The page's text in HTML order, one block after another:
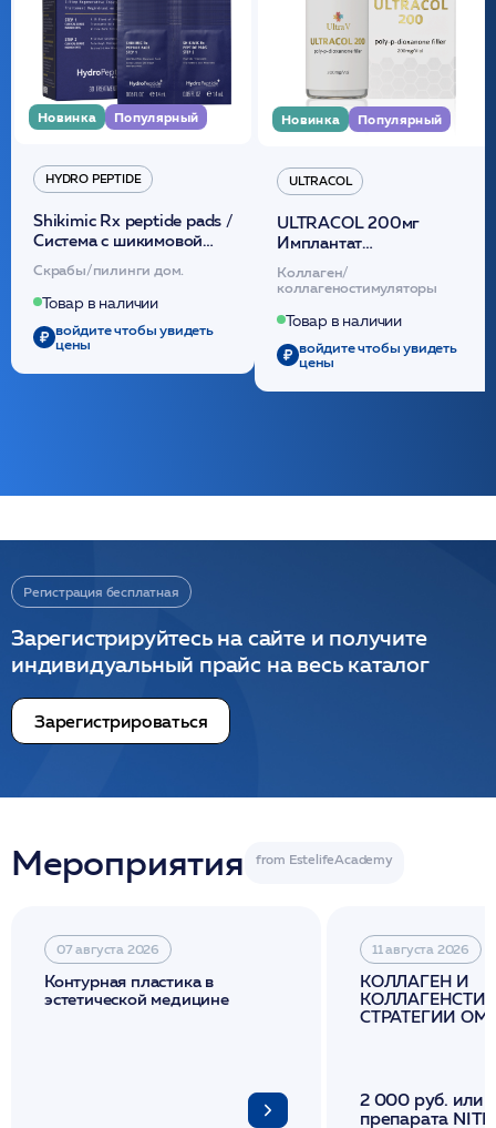
Новинка Популярный
HYDRO PEPTIDE
Shikimic Rx peptide pads /
Cистема с шикимовой
кислотой обновляющая
(30шт) /HP
Скрабы/пилинги дом.
Товар в наличии
войдите чтобы увидеть
цены
Новинка Популярный
ULTRACOL
ULTRACOL 200мг
Имплантат
внутридермальный,
стерильный на основе
полидиоксанона
/ULTRACOL
Коллаген/
коллагеностимуляторы
Товар в наличии
войдите чтобы увидеть
цены
Регистрация бесплатная
Зарегистрируйтесь на сайте и получите
индивидуальный прайс на весь каталог
Зарегистрироваться
Мероприятия
07 августа 2026
Контурная пластика в
эстетической медицине
11 августа 2026
КОЛЛАГЕН И
СТРАТЕГИИ
2 000 руб. или
препарата